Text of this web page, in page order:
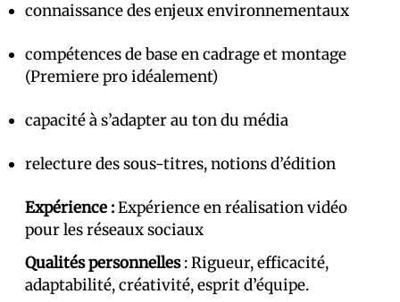
connaissance des enjeux environnementaux
compétences de base en cadrage et montage
(Premiere pro idéalement)
capacité à s’adapter au ton du média
relecture des sous-titres, notions d’édition
Expérience :Expérience en réalisation vidéo
pour les réseaux sociaux
Qualités personnelles: Rigueur, efficacité,
adaptabilité, créativité, esprit d’équipe.